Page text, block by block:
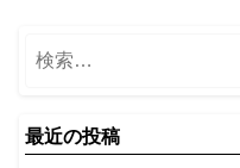
最近の投稿